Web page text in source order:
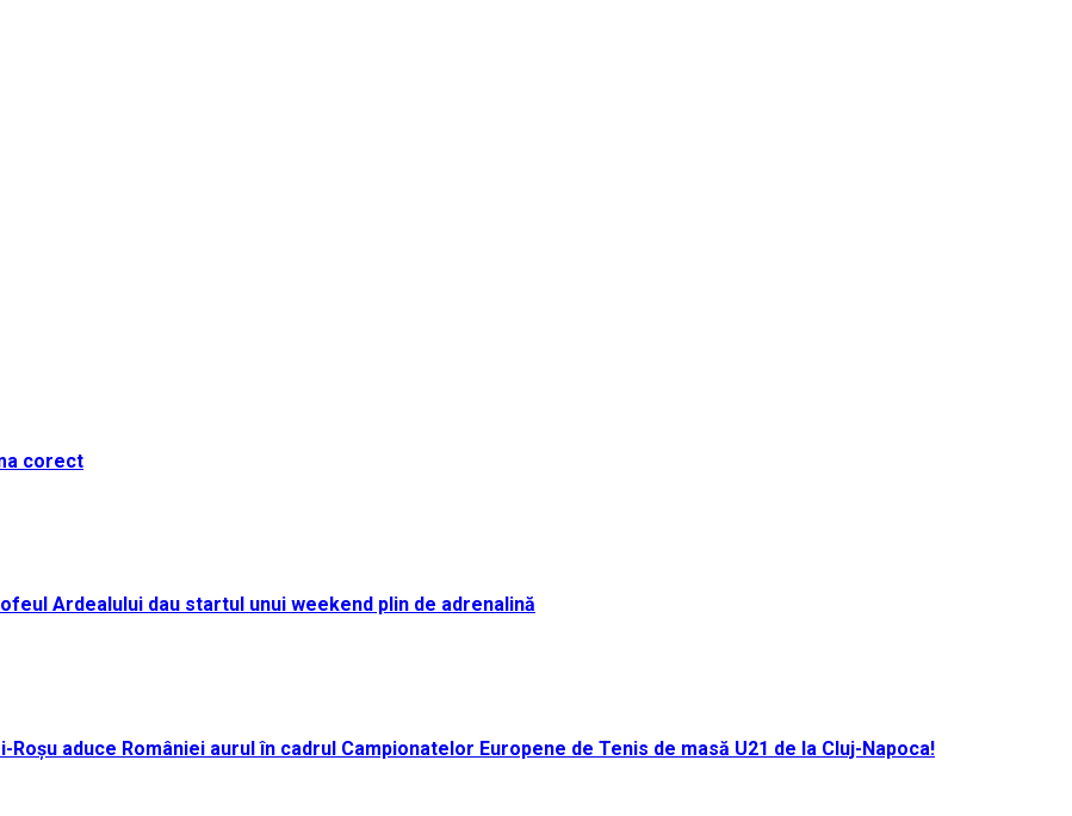
corect
Ardealului dau startul unui weekend plin de adrenalină
aduce României aurul în cadrul Campionatelor Europene de Tenis de masă U21 de la Cluj-Napoca!